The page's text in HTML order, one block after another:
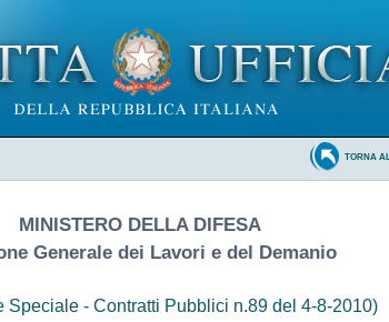
TORNA
MINISTERO DELLA DIFESA
Generale dei Lavori e del Demanio
Speciale - Contratti Pubblici n.89 del 4-8-2010)